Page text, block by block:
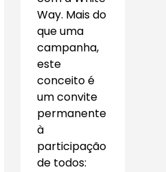
Way. Mais do
que uma
campanha,
este
conceito é
um convite
permanente
à
participação
de todos: